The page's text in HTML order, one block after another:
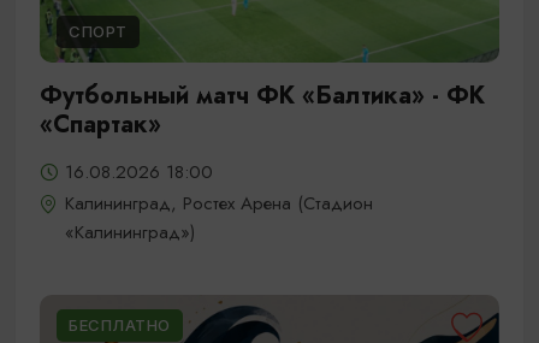
СПОРТ
Футбольный матч ФК «Балтика» - ФК
«Спартак»
16.08.2026 18:00
Калининград, Ростех Арена (Стадион
«Калининград»)
БЕСПЛАТНО